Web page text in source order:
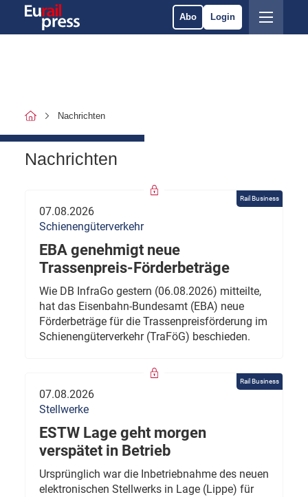
Abo Login
Nachrichten
Nachrichten
Rail Business
07.08.2026
Schienengüterverkehr
EBA genehmigt neue
Trassenpreis-Förderbeträge
Wie DB InfraGo gestern (06.08.2026) mitteilte,
hat das Eisenbahn-Bundesamt (EBA) neue
Förderbeträge für die Trassenpreisförderung im
Schienengüterverkehr (TraFöG) beschieden.
Rail Business
07.08.2026
Stellwerke
ESTW Lage geht morgen
verspätet in Betrieb
Ursprünglich war die Inbetriebnahme des neuen
elektronischen Stellwerks in Lage (Lippe) für